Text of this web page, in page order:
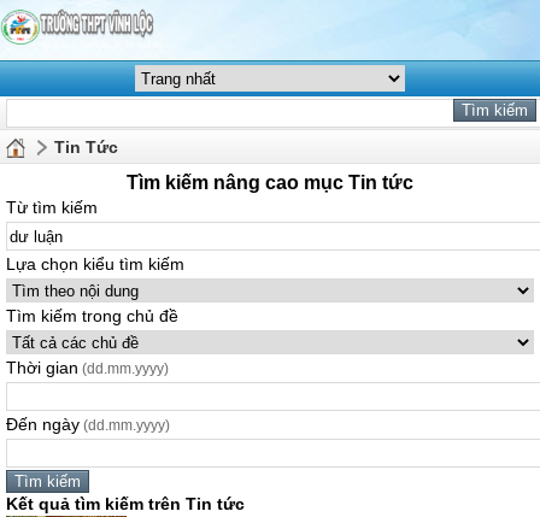
Tin Tức
Tìm kiếm nâng cao mục Tin tức
Từ tìm kiếm
Lựa chọn kiểu tìm kiếm
Tìm kiếm trong chủ đề
Thời gian (dd.mm.yyyy)
Đến ngày (dd.mm.yyyy)
Kết quả tìm kiếm trên Tin tức